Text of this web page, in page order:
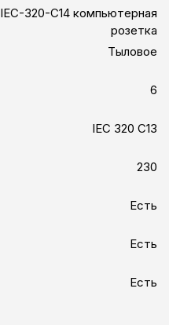
IEC-320-C14 компьютерная
розетка
Тыловое
6
IEC 320 C13
230
Есть
Есть
Есть